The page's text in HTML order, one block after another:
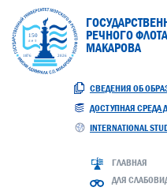
РЕЧНОГО
МАКАРОВА
СВЕДЕНИЯ ОБ
ДОСТУПНАЯ СРЕДА
INTERNATIONAL
ГЛАВНАЯ
ДЛЯ